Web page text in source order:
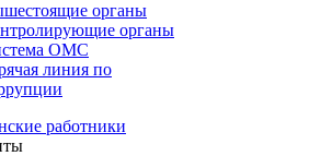
органы
органы
ОМС
линия по
работники